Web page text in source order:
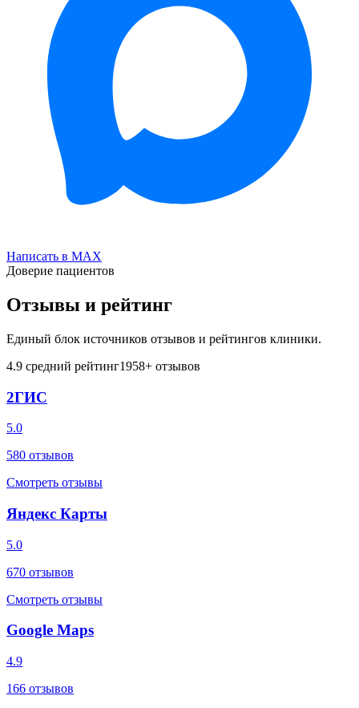
Написать в MAX
Доверие пациентов
Отзывы и рейтинг
Единый блок источников отзывов и рейтингов клиники.
4.9 средний рейтинг1958+ отзывов
2ГИС
5.0
580 отзывов
Смотреть отзывы
Яндекс Карты
5.0
670 отзывов
Смотреть отзывы
Google Maps
4.9
166 отзывов